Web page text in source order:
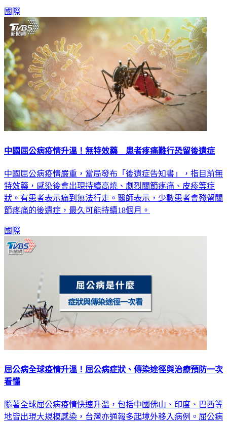
國際
中國屈公病疫情升溫！無特效藥 患者疼痛難行恐留後遺症
中國屈公病疫情嚴重，當局發布「後遺症告知書」，指目前無
特效藥，感染後會出現持續高燒、劇烈關節疼痛、皮疹等症
狀。有患者表示痛到無法行走。醫師表示，少數患者會殘留關
節疼痛的後遺症，最久可能持續18個月。
國際
屈公病全球疫情升溫！屈公病症狀、傳染途徑與治療預防一次
看懂
隨著全球屈公病疫情快速升溫，包括中國佛山、印度、巴西等
地皆出現大規模感染，台灣亦通報多起境外移入病例。屈公病